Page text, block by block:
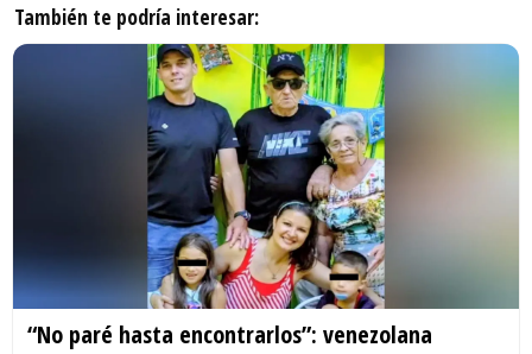
También te podría interesar:
“No paré hasta encontrarlos”: venezolana